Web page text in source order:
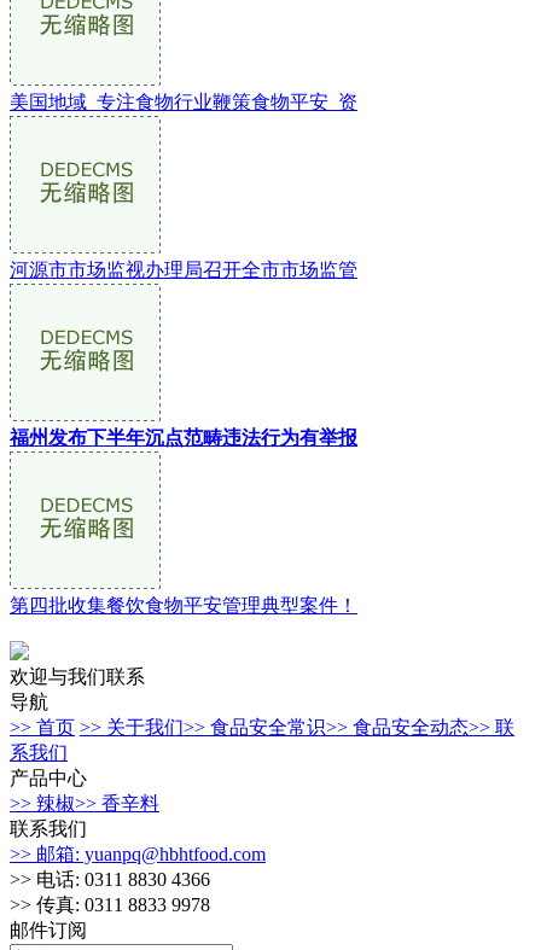
美国地域_专注食物行业鞭策食物平安_资
河源市市场监视办理局召开全市市场监管
福州发布下半年沉点范畴违法行为有举报
第四批收集餐饮食物平安管理典型案件！
欢迎与我们联系
导航
>> 首页 >> 关于我们>> 食品安全常识>> 食品安全动态>> 联
系我们
产品中心
>> 辣椒>> 香辛料
联系我们
>> 邮箱: yuanpq@hbhtfood.com
>> 电话: 0311 8830 4366
>> 传真: 0311 8833 9978
邮件订阅